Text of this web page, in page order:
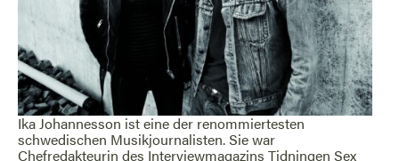
Ika Johannesson ist eine der renommiertesten
schwedischen Musikjournalisten. Sie war
Chefredakteurin des Interviewmagazins Tidningen Sex